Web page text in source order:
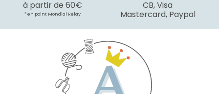
à partir de 60€
* en point Mondial Relay
CB, Visa
Mastercard, Paypal